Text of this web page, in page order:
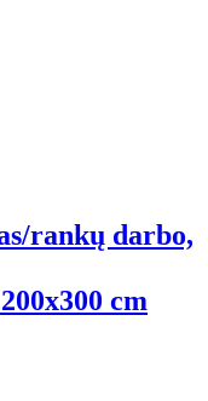
rankų darbo,
cm